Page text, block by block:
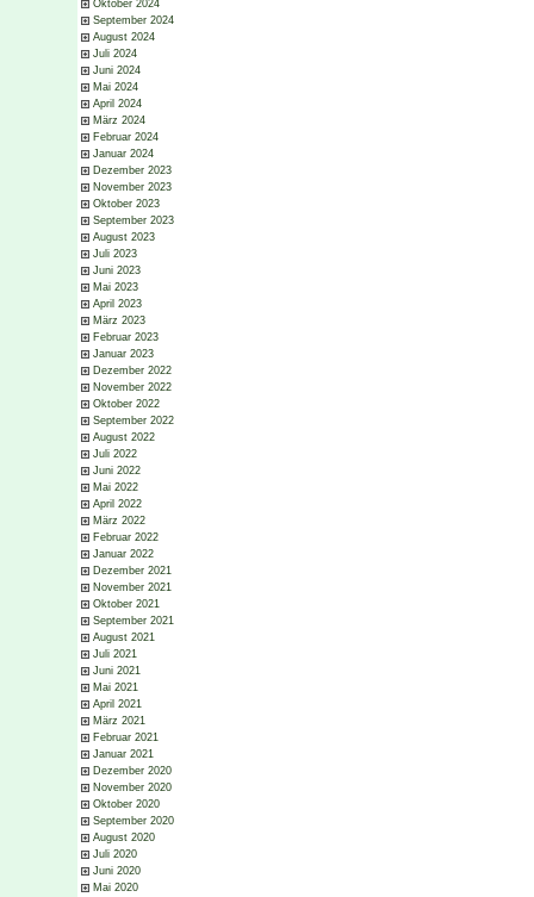
Oktober 2024
September 2024
August 2024
Juli 2024
Juni 2024
Mai 2024
April 2024
März 2024
Februar 2024
Januar 2024
Dezember 2023
November 2023
Oktober 2023
September 2023
August 2023
Juli 2023
Juni 2023
Mai 2023
April 2023
März 2023
Februar 2023
Januar 2023
Dezember 2022
November 2022
Oktober 2022
September 2022
August 2022
Juli 2022
Juni 2022
Mai 2022
April 2022
März 2022
Februar 2022
Januar 2022
Dezember 2021
November 2021
Oktober 2021
September 2021
August 2021
Juli 2021
Juni 2021
Mai 2021
April 2021
März 2021
Februar 2021
Januar 2021
Dezember 2020
November 2020
Oktober 2020
September 2020
August 2020
Juli 2020
Juni 2020
Mai 2020